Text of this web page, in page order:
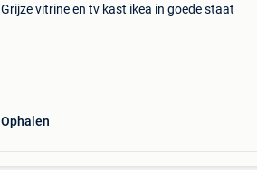
Grijze vitrine en tv kast ikea in goede staat
Ophalen